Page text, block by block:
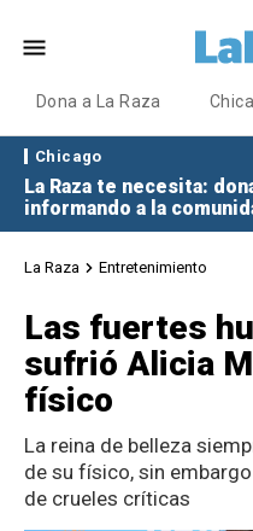
Dona a La Raza
Chicago
La Raza te necesita:
informando a la
La Raza Entretenimiento
Las fuertes
sufrió Alicia
físico
La reina de belleza
de su físico, sin
de crueles críticas